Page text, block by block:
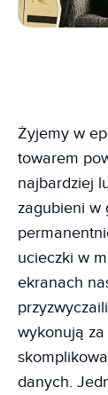
Żyjemy w
towarem
najbardziej
zagubieni w
ucieczki w
ekranach
wykonują
danych.